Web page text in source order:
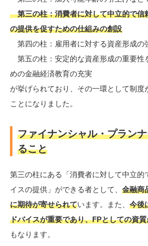
第三の柱：消費者に対して中立的で信
の提供を促すための仕組みの創設
第四の柱：雇用者に対する資産形成の
第五の柱：安定的な資産形成の重要性
めの金融経済教育の充実
が挙げられており、その一環として制度
ことになりました。
ファイナンシャル・プラン
ること
第三の柱にある「消費者に対して中立的
イスの提供」ができる者として、 金融商
に期待が寄せられています。また、 今後
ドバイスが重要であり、FPとしての資
もなります。